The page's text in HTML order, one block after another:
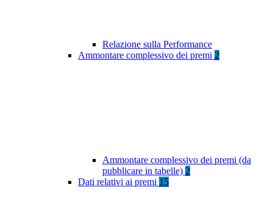
Relazione sulla Performance
Ammontare complessivo dei premi 2
Ammontare complessivo dei premi (da
pubblicare in tabelle) 2
Dati relativi ai premi 15